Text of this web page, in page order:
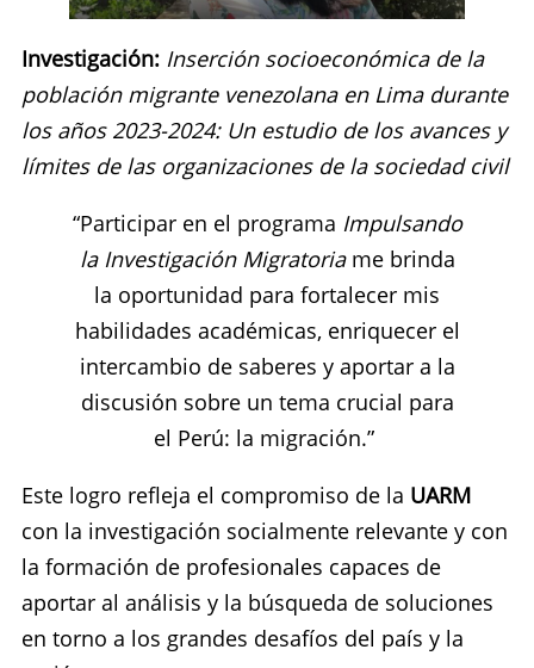
Investigación: Inserción socioeconómica de la
población migrante venezolana en Lima durante
los años 2023-2024: Un estudio de los avances y
límites de las organizaciones de la sociedad civil
“Participar en el programa Impulsando
la Investigación Migratoriame brinda
la oportunidad para fortalecer mis
habilidades académicas, enriquecer el
intercambio de saberes y aportar a la
discusión sobre un tema crucial para
el Perú: la migración.”
Este logro refleja el compromiso de la UARM
con la investigación socialmente relevante y con
la formación de profesionales capaces de
aportar al análisis y la búsqueda de soluciones
en torno a los grandes desafíos del país y la